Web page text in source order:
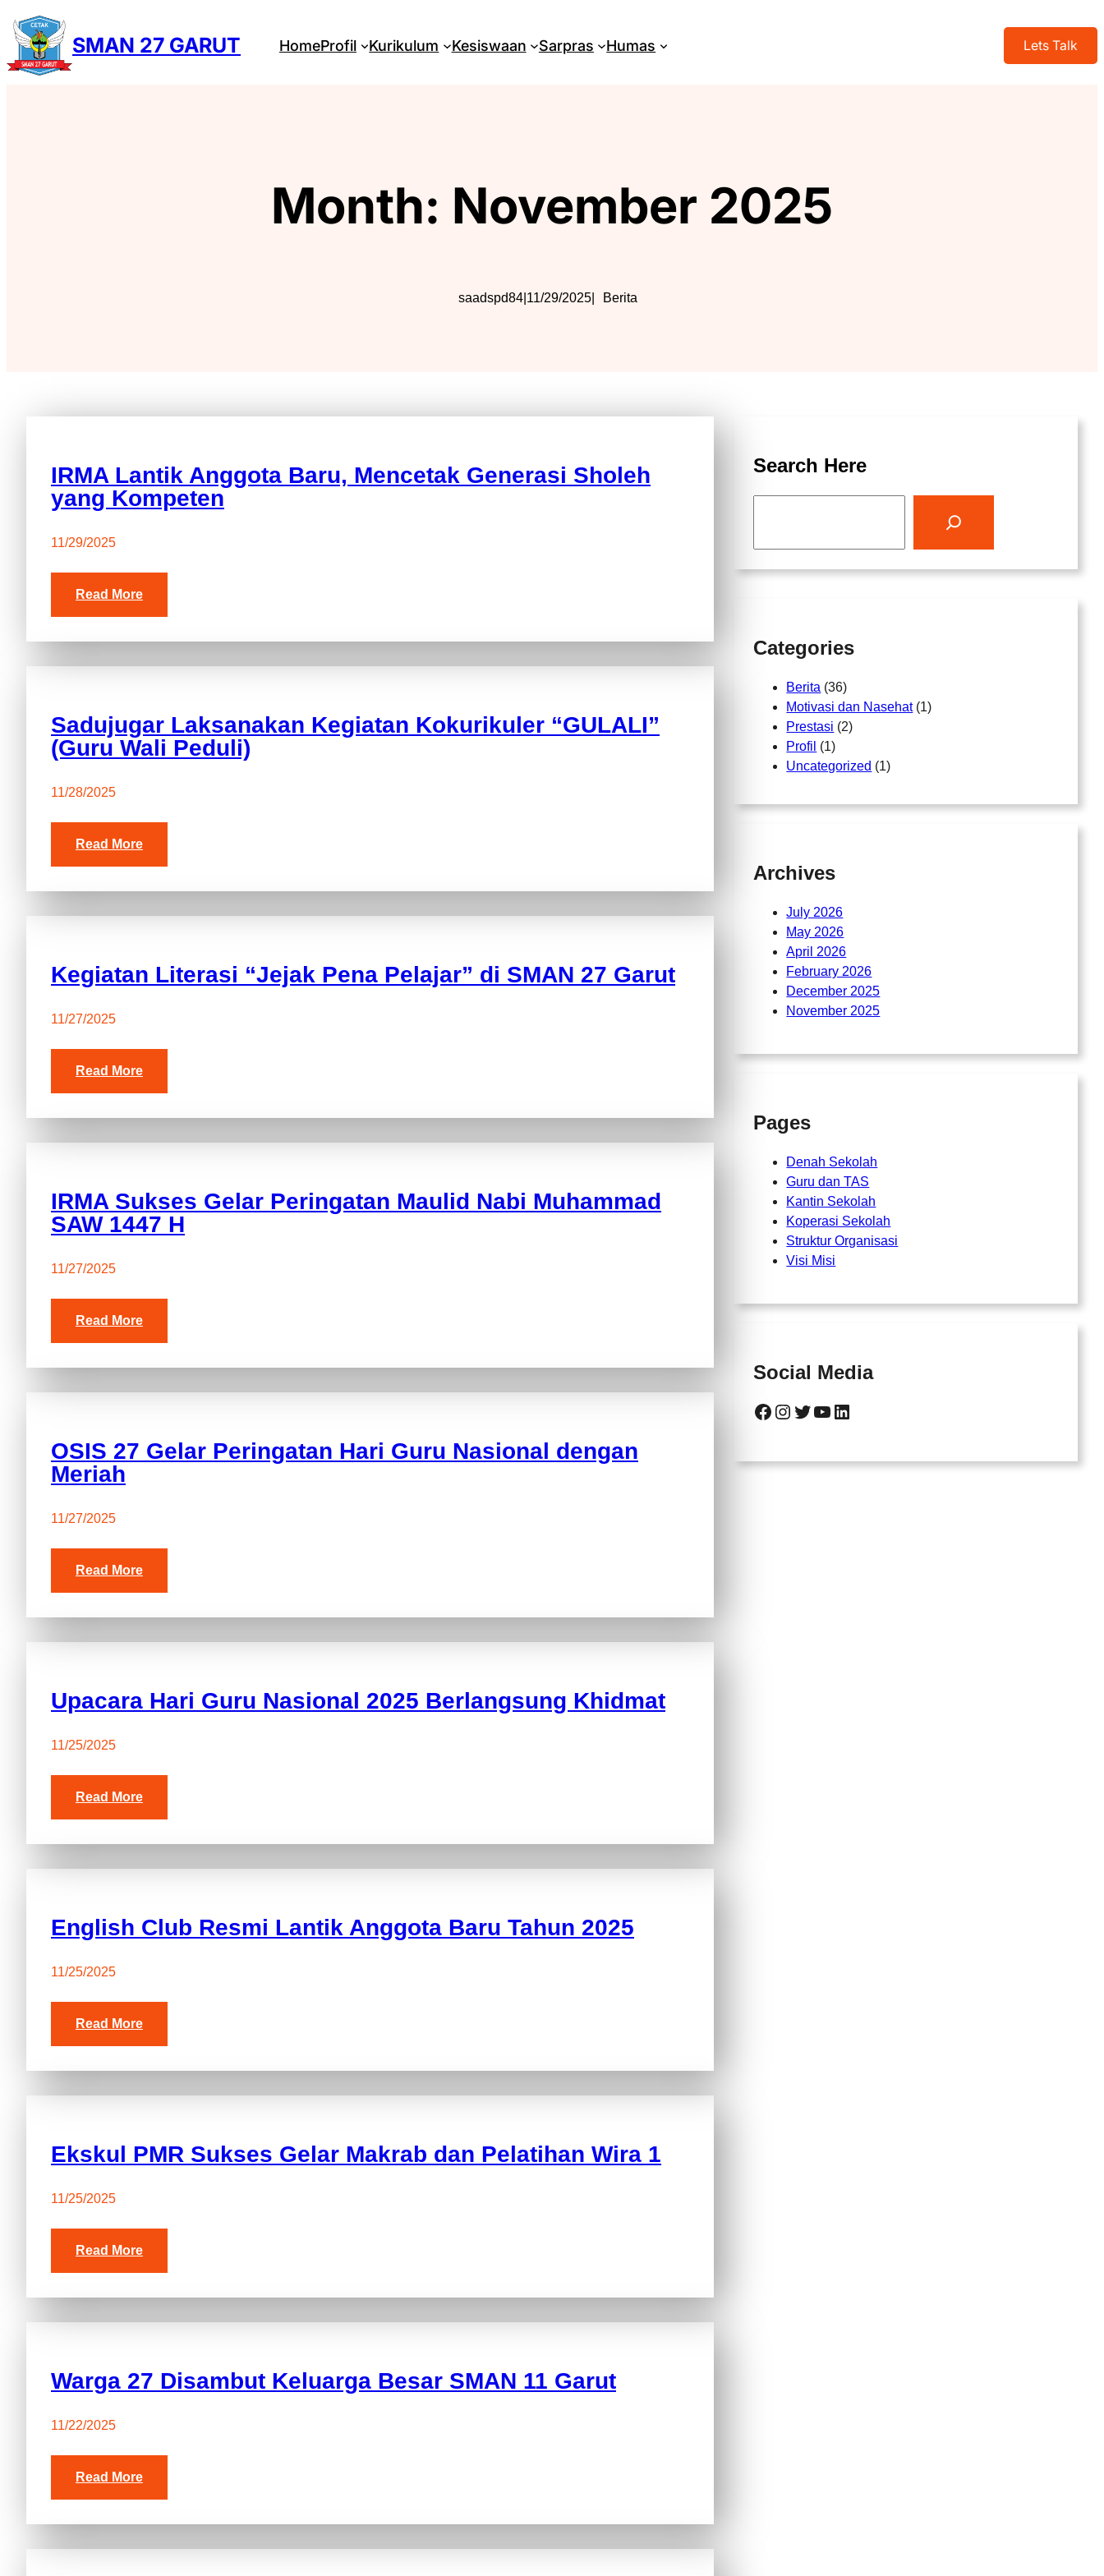
Skip
to
content
SMAN 27 GARUT HomeProfil Kurikulum Kesiswaan Sarpras Humas Lets Talk
Month: November 2025
saadspd84 11/29/2025 Berita
IRMA Lantik Anggota Baru, Mencetak Generasi Sholeh
yang Kompeten
11/29/2025
Read More
Sadujugar Laksanakan Kegiatan Kokurikuler “GULALI”
(Guru Wali Peduli)
11/28/2025
Read More
Kegiatan Literasi “Jejak Pena Pelajar” di SMAN 27 Garut
11/27/2025
Read More
IRMA Sukses Gelar Peringatan Maulid Nabi Muhammad
SAW 1447 H
11/27/2025
Read More
OSIS 27 Gelar Peringatan Hari Guru Nasional dengan
Meriah
11/27/2025
Read More
Upacara Hari Guru Nasional 2025 Berlangsung Khidmat
11/25/2025
Read More
English Club Resmi Lantik Anggota Baru Tahun 2025
11/25/2025
Read More
Ekskul PMR Sukses Gelar Makrab dan Pelatihan Wira 1
11/25/2025
Read More
Warga 27 Disambut Keluarga Besar SMAN 11 Garut
11/22/2025
Read More
Search Here
Categories
Berita (36)
Motivasi dan Nasehat(1)
Prestasi (2)
Profil (1)
Uncategorized (1)
Archives
July 2026
May 2026
April 2026
February 2026
December 2025
November 2025
Pages
Denah Sekolah
Guru dan TAS
Kantin Sekolah
Koperasi Sekolah
Struktur Organisasi
Visi Misi
Social Media
Facebook Instagram Twitter YouTube LinkedIn